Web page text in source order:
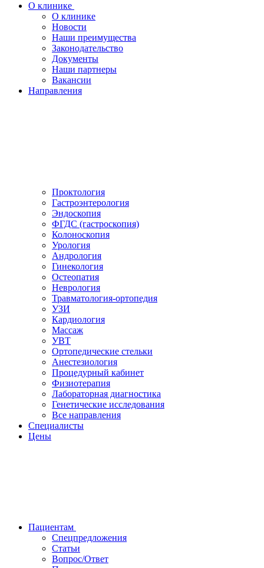
О клинике
О клинике
Новости
Наши преимущества
Законодательство
Документы
Наши партнеры
Вакансии
Направления
Проктология
Гастроэнтерология
Эндоскопия
ФГДС (гастроскопия)
Колоноскопия
Урология
Андрология
Гинекология
Остеопатия
Неврология
Травматология-ортопедия
УЗИ
Кардиология
Массаж
УВТ
Ортопедические стельки
Анестезиология
Процедурный кабинет
Физиотерапия
Лабораторная диагностика
Генетические исследования
Все направления
Специалисты
Цены
Пациентам
Спецпредложения
Статьи
Вопрос/Ответ